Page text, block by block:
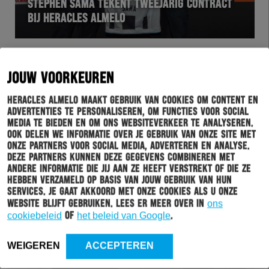
JOUW VOORKEUREN
Heracles Almelo maakt gebruik van cookies om content en
advertenties te personaliseren, om functies voor social
media te bieden en om ons websiteverkeer te analyseren.
Ook delen we informatie over je gebruik van onze site met
onze partners voor social media, adverteren en analyse.
Deze partners kunnen deze gegevens combineren met
andere informatie die jij aan ze heeft verstrekt of die ze
hebben verzameld op basis van jouw gebruik van hun
services. Je gaat akkoord met onze cookies als u onze
website blijft gebruiken. Lees er meer over in ons
cookiebeleid of het beleid van Google.
WEIGEREN ACCEPTEREN
STEPHEN SAMA TEKENT TWEEJARIG CONTRACT
BIJ HERACLES ALMELO
WEDSTRIJD 26-07-2018
HERACLES ALMELO – ALMERE CITY IN BEELD